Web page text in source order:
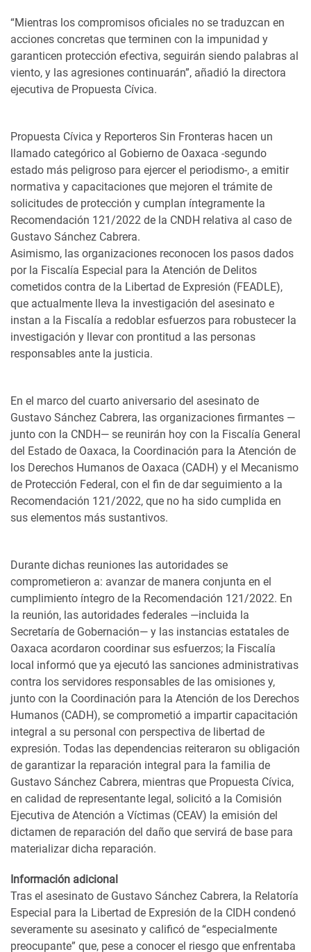
“Mientras los compromisos oficiales no se traduzcan en
acciones concretas que terminen con la impunidad y
garanticen protección efectiva, seguirán siendo palabras al
viento, y las agresiones continuarán”, añadió la directora
ejecutiva de Propuesta Cívica.
Propuesta Cívica y Reporteros Sin Fronteras hacen un
llamado categórico al Gobierno de Oaxaca -segundo
estado más peligroso para ejercer el periodismo-, a emitir
normativa y capacitaciones que mejoren el trámite de
solicitudes de protección y cumplan íntegramente la
Recomendación 121/2022 de la CNDH relativa al caso de
Gustavo Sánchez Cabrera.
Asimismo, las organizaciones reconocen los pasos dados
por la Fiscalía Especial para la Atención de Delitos
cometidos contra de la Libertad de Expresión (FEADLE),
que actualmente lleva la investigación del asesinato e
instan a la Fiscalía a redoblar esfuerzos para robustecer la
investigación y llevar con prontitud a las personas
responsables ante la justicia.
En el marco del cuarto aniversario del asesinato de
Gustavo Sánchez Cabrera, las organizaciones firmantes —
junto con la CNDH— se reunirán hoy con la Fiscalía General
del Estado de Oaxaca, la Coordinación para la Atención de
los Derechos Humanos de Oaxaca (CADH) y el Mecanismo
de Protección Federal, con el fin de dar seguimiento a la
Recomendación 121/2022, que no ha sido cumplida en
sus elementos más sustantivos.
Durante dichas reuniones las autoridades se
comprometieron a: avanzar de manera conjunta en el
cumplimiento íntegro de la Recomendación 121/2022. En
la reunión, las autoridades federales —incluida la
Secretaría de Gobernación— y las instancias estatales de
Oaxaca acordaron coordinar sus esfuerzos; la Fiscalía
local informó que ya ejecutó las sanciones administrativas
contra los servidores responsables de las omisiones y,
junto con la Coordinación para la Atención de los Derechos
Humanos (CADH), se comprometió a impartir capacitación
integral a su personal con perspectiva de libertad de
expresión. Todas las dependencias reiteraron su obligación
de garantizar la reparación integral para la familia de
Gustavo Sánchez Cabrera, mientras que Propuesta Cívica,
en calidad de representante legal, solicitó a la Comisión
Ejecutiva de Atención a Víctimas (CEAV) la emisión del
dictamen de reparación del daño que servirá de base para
materializar dicha reparación.
Información adicional
Tras el asesinato de Gustavo Sánchez Cabrera, la Relatoría
Especial para la Libertad de Expresión de la CIDH condenó
severamente su asesinato y calificó de “especialmente
preocupante” que, pese a conocer el riesgo que enfrentaba